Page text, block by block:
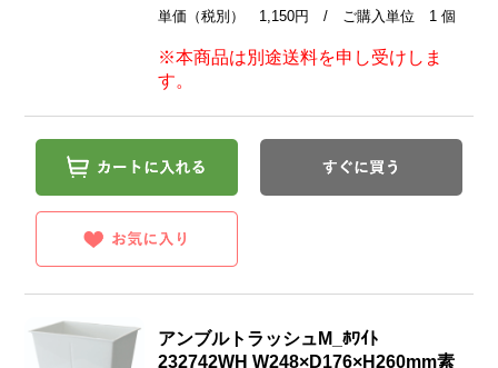
単価（税別） 1,150円 / ご購入単位 1 個
※本商品は別途送料を申し受けしま
す。
アンブルトラッシュM_ﾎﾜｲﾄ
232742WH W248×D176×H260mm素